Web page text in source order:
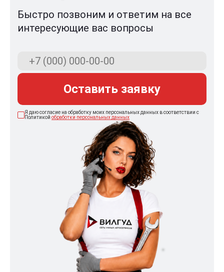
Быстро позвоним и ответим на все
интересующие вас вопросы
Оставить заявку
Я даю согласие на обработку моих персональных данных в соответствии с
Политикой обработки персональных данных